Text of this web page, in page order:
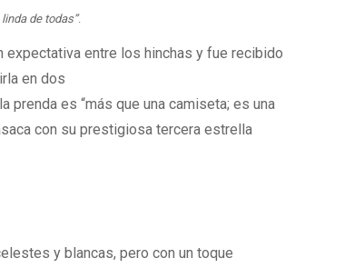
de todas”.
expectativa entre los hinchas y fue recibido
en dos
prenda es “más que una camiseta; es una
con su prestigiosa tercera estrella
y blancas, pero con un toque